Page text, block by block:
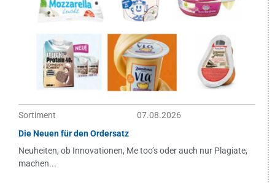
Sortiment
07.08.2026
Die Neuen für den Ordersatz
Neuheiten, ob Innovationen, Me too’s oder auch nur Plagiate,
machen...